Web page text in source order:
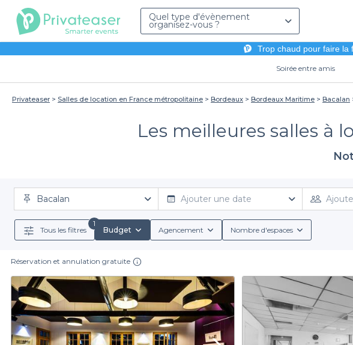
Quel type d'évènement
organisez-vous ?
Trop chaud pour faire la
Soirée entre amis
Privateaser Salles de location en France métropolitaine Bordeaux Bordeaux Maritime Bacalan
Les meilleures salles à
Bacalan Ajouter une date
Tous les filtres
1
Budget Agencement Nombre d'espaces
Réservation et annulation gratuite